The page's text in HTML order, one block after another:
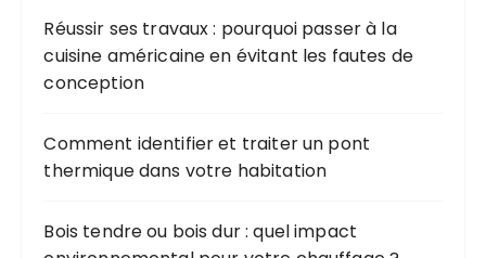
Réussir ses travaux : pourquoi passer à la
cuisine américaine en évitant les fautes de
conception
Comment identifier et traiter un pont
thermique dans votre habitation
Bois tendre ou bois dur : quel impact